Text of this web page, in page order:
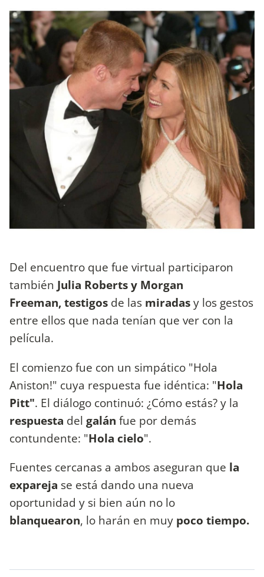
Del encuentro que fue virtual participaron
también Julia Roberts y Morgan
Freeman, testigos de las miradasy los gestos
entre ellos que nada tenían que ver con la
película.
El comienzo fue con un simpático "Hola
Aniston!" cuya respuesta fue idéntica: "Hola
Pitt". El diálogo continuó: ¿Cómo estás? y la
respuesta del galán fue por demás
contundente: "Hola cielo".
Fuentes cercanas a ambos aseguran que la
expareja se está dando una nueva
oportunidad y si bien aún no lo
blanquearon, lo harán en muy poco tiempo.